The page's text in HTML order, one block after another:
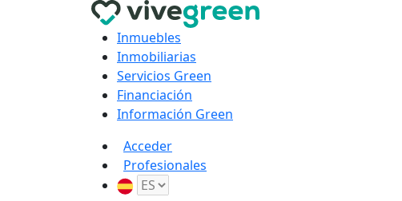
Inmuebles
Inmobiliarias
Servicios Green
Financiación
Información Green
Acceder
Profesionales